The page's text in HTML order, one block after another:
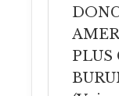
PLUS